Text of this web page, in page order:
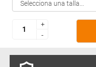
+
-
+
-